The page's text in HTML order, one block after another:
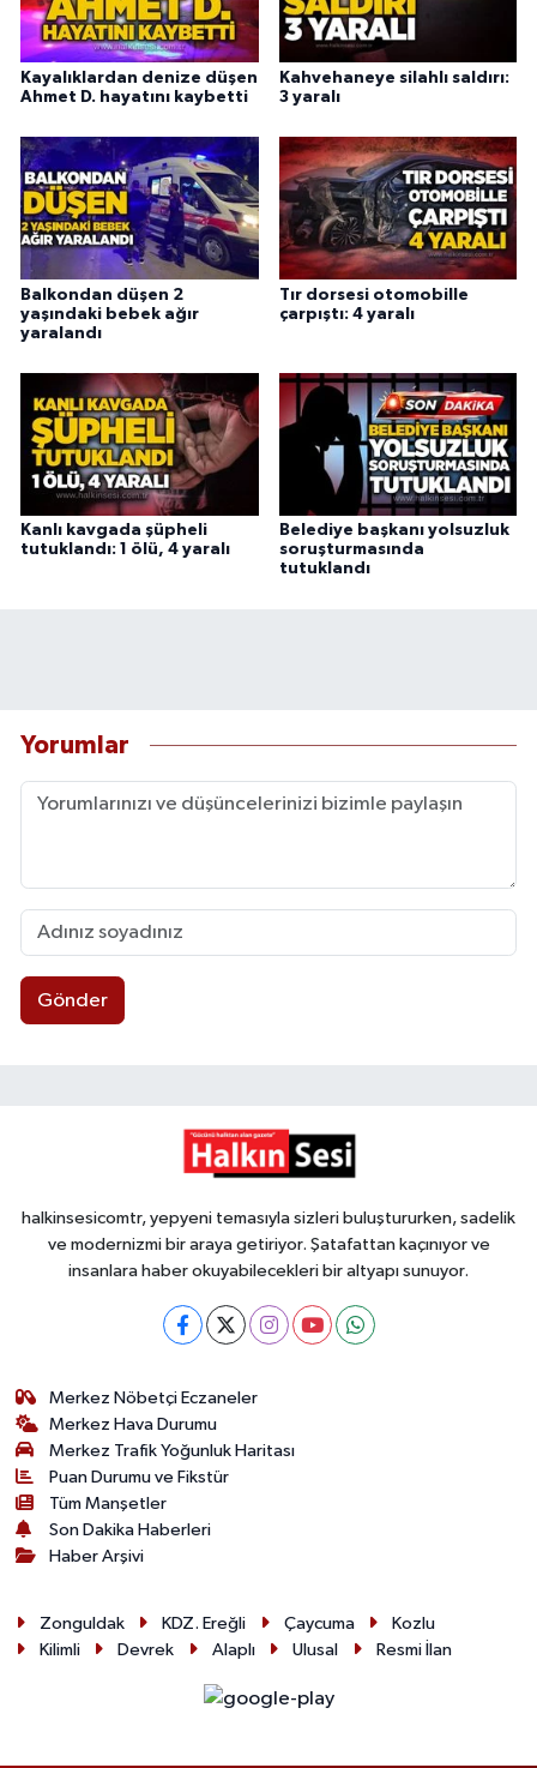
Kayalıklardan denize düşen
Ahmet D. hayatını kaybetti
Kahvehaneye silahlı saldırı:
3 yaralı
Balkondan düşen 2
yaşındaki bebek ağır
yaralandı
Tır dorsesi otomobille
çarpıştı: 4 yaralı
Kanlı kavgada şüpheli
tutuklandı: 1 ölü, 4 yaralı
Belediye başkanı yolsuzluk
soruşturmasında
tutuklandı
Yorumlar
Gönder
halkinsesicomtr, yepyeni temasıyla sizleri buluştururken, sadelik
ve modernizmi bir araya getiriyor. Şatafattan kaçınıyor ve
insanlara haber okuyabilecekleri bir altyapı sunuyor.
Merkez Nöbetçi Eczaneler
Merkez Hava Durumu
Merkez Trafik Yoğunluk Haritası
Puan Durumu ve Fikstür
Tüm Manşetler
Son Dakika Haberleri
Haber Arşivi
Zonguldak KDZ. Ereğli Çaycuma
Kozlu
Kilimli
Devrek Alaplı Ulusal Resmi İlan